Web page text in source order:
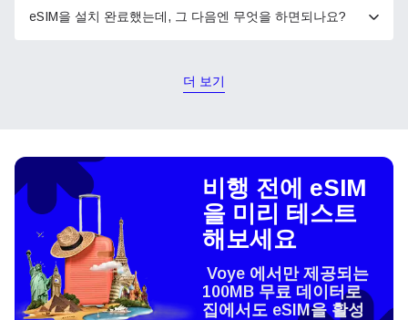
eSIM을 설치 완료했는데, 그 다음엔 무엇을 하면되나요?
더 보기
비행 전에 eSIM
을 미리 테스트
해보세요
Voye 에서만 제공되는
100MB 무료 데이터로
집에서도 eSIM을 활성